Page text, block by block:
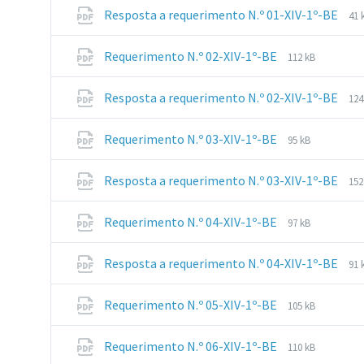
Resposta a requerimento N.º 01-XIV-1º-BE 41
Requerimento N.º 02-XIV-1º-BE
File
File
112 kB
Resposta a requerimento N.º 02-XIV-1º-BE
Requerimento N.º 03-XIV-1º-BE
File
File
95 kB
Resposta a requerimento N.º 03-XIV-1º-BE
Requerimento N.º 04-XIV-1º-BE
File
File
97 kB
Resposta a requerimento N.º 04-XIV-1º-BE 91
Requerimento N.º 05-XIV-1º-BE
File
File
105 kB
Requerimento N.º 06-XIV-1º-BE
File
File
110 kB